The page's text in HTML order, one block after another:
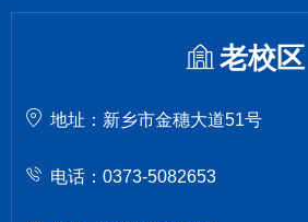
老校区
地址：新乡市金穗大道51号
电话：0373-5082653